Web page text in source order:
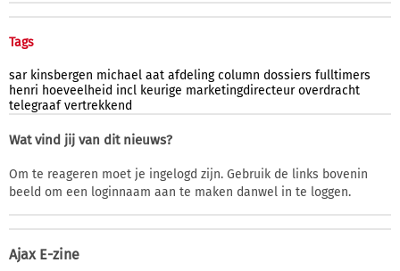
Tags
sar kinsbergen michael aat afdeling column dossiers fulltimers
henri hoeveelheid incl keurige marketingdirecteur overdracht
telegraaf vertrekkend
Wat vind jij van dit nieuws?
Om te reageren moet je ingelogd zijn. Gebruik de links bovenin
beeld om een loginnaam aan te maken danwel in te loggen.
Ajax E-zine